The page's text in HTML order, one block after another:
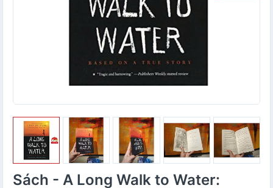
Sách - A Long Walk to Water: